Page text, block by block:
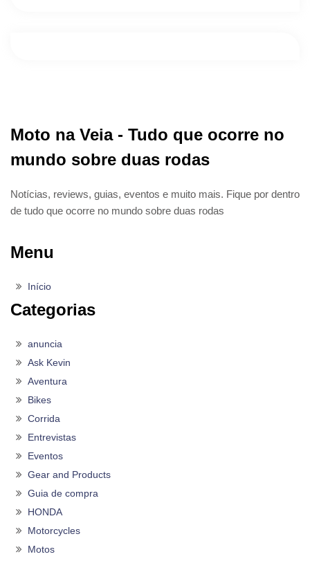
Moto na Veia - Tudo que ocorre no
mundo sobre duas rodas
Notícias, reviews, guias, eventos e muito mais. Fique por dentro
de tudo que ocorre no mundo sobre duas rodas
Menu
Início
Categorias
anuncia
Ask Kevin
Aventura
Bikes
Corrida
Entrevistas
Eventos
Gear and Products
Guia de compra
HONDA
Motorcycles
Motos